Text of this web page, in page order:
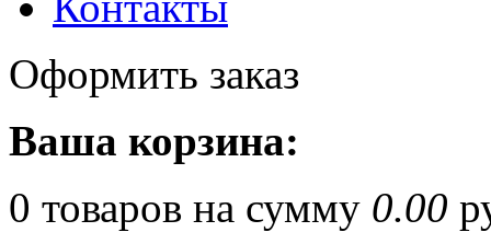
Оформить заказ
Ваша корзина:
0 товаров на сумму 0.00